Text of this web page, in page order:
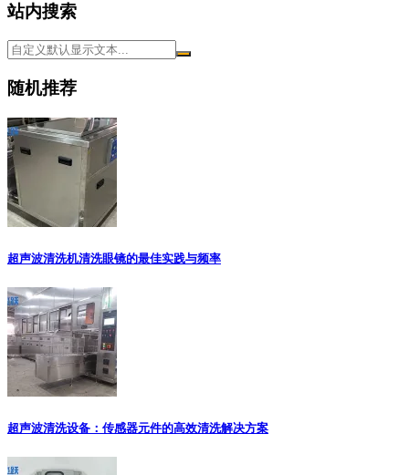
站内搜索
随机推荐
超声波清洗机清洗眼镜的最佳实践与频率
超声波清洗设备：传感器元件的高效清洗解决方案